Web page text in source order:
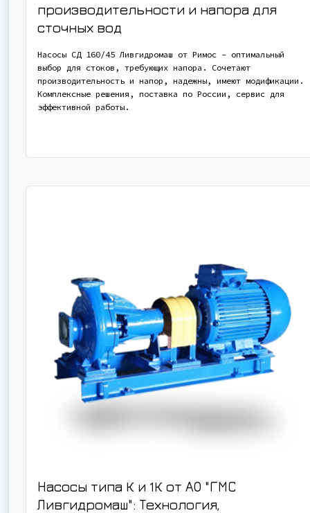
производительности и напора для
сточных вод
Насосы СД 160/45 Ливгидромаш от Римос – оптимальный
выбор для стоков, требующих напора. Сочетают
производительность и напор, надежны, имеют модификации.
Комплексные решения, поставка по России, сервис для
эффективной работы.
Насосы типа К и 1К от АО "ГМС
Ливгидромаш": Технология,